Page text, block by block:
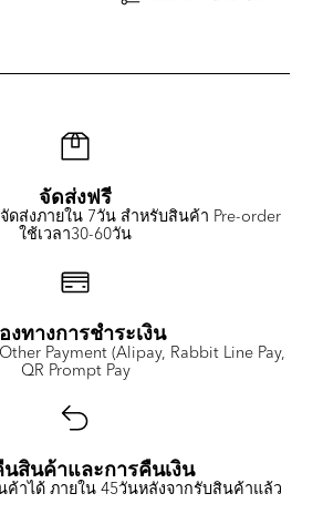
จัดส่งฟรี
ส่งภายใน 7วัน สำหรับสินค้า Pre-order
ใช้เวลา30-60วัน
งทางการชำระเงิน
Payment (Alipay, Rabbit Line Pay,
QR Prompt Pay
สินค้าและการคืนเงิน
าได้ ภายใน 45วันหลังจากรับสินค้าแล้ว